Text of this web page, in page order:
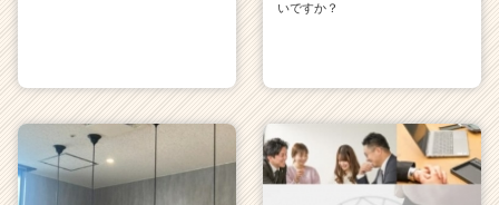
いですか？